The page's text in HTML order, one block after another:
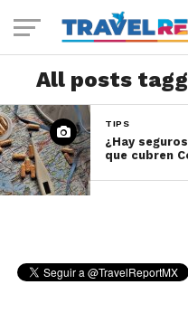
All posts
TIPS
¿Hay
que cubren